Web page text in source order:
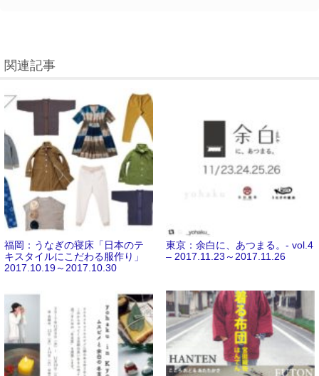
関連記事
福岡：うなぎの寝床「日本のテ
キスタイルにこだわる服作り」
2017.10.19～2017.10.30
東京：余白に、あつまる。- vol.4
– 2017.11.23～2017.11.26